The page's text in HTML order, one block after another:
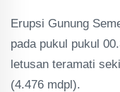
Erupsi Gunung
pada pukul pukul
letusan teramati
(4.476 mdpl).